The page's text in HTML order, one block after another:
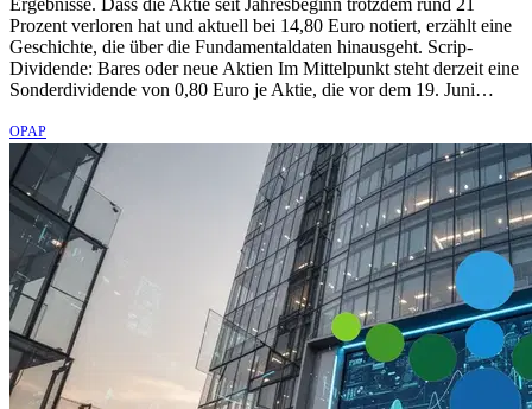
Ergebnisse. Dass die Aktie seit Jahresbeginn trotzdem rund 21
Prozent verloren hat und aktuell bei 14,80 Euro notiert, erzählt eine
Geschichte, die über die Fundamentaldaten hinausgeht. Scrip-
Dividende: Bares oder neue Aktien Im Mittelpunkt steht derzeit eine
Sonderdividende von 0,80 Euro je Aktie, die vor dem 19. Juni…
OPAP